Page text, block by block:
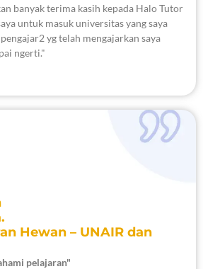
banyak terima kasih kepada Halo Tutor
untuk masuk universitas yang saya
yg telah mengajarkan saya
ngerti."
Hewan – UNAIR dan
pelajaran"